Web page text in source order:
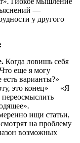
—
у другого
Когда ловишь себя
еще я могу
варианты?»
это конец» — «Я
переосмыслить
ищи статьи,
на проблему
возможных